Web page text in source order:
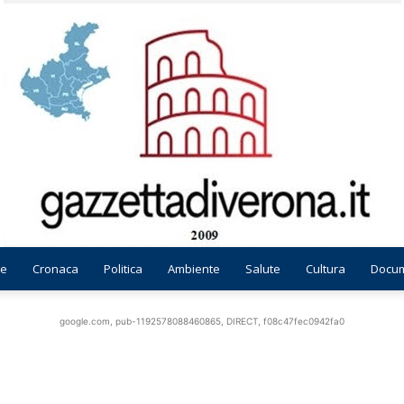
Cronaca Politica Ambiente Salute Cultura
google.com, pub-1192578088460865, DIRECT, f08c47fec0942fa0